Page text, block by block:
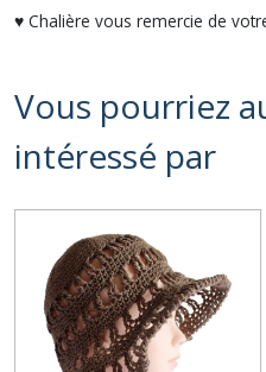
♥ Chalière vous remercie de
Vous pourriez
intéressé par